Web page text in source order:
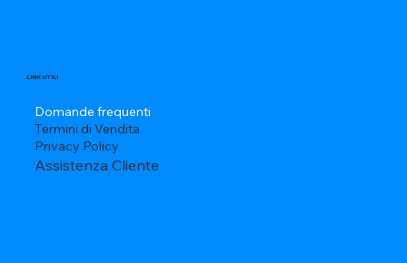
LINK UTILI
Domande frequenti
Termini di Vendita
Privacy Policy
Assistenza Cliente